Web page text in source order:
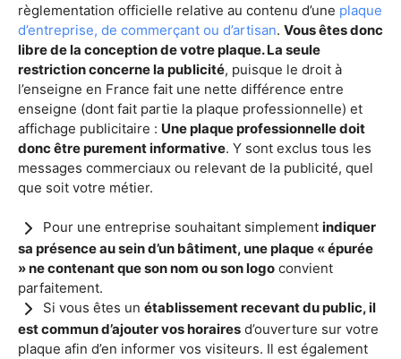
règlementation officielle relative au contenu d’une plaque
d’entreprise, de commerçant ou d’artisan. Vous êtes donc
libre de la conception de votre plaque. La seule
restriction concerne la publicité, puisque le droit à
l’enseigne en France fait une nette différence entre
enseigne (dont fait partie la plaque professionnelle) et
affichage publicitaire : Une plaque professionnelle doit
donc être purement informative. Y sont exclus tous les
messages commerciaux ou relevant de la publicité, quel
que soit votre métier.
Pour une entreprise souhaitant simplement indiquer
sa présence au sein d’un bâtiment, une plaque « épurée
» ne contenant que son nom ou son logo convient
parfaitement.
Si vous êtes un établissement recevant du public, il
est commun d’ajouter vos horaires d’ouverture sur votre
plaque afin d’en informer vos visiteurs. Il est également